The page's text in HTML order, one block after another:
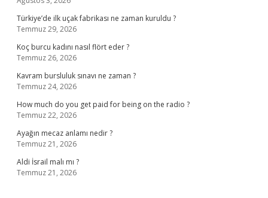
Türkiye’de ilk uçak fabrikası ne zaman kuruldu ?
Temmuz 29, 2026
Koç burcu kadını nasıl flört eder ?
Temmuz 26, 2026
Kavram bursluluk sınavı ne zaman ?
Temmuz 24, 2026
How much do you get paid for being on the radio ?
Temmuz 22, 2026
Ayağın mecaz anlamı nedir ?
Temmuz 21, 2026
Aldi İsrail malı mı ?
Temmuz 21, 2026